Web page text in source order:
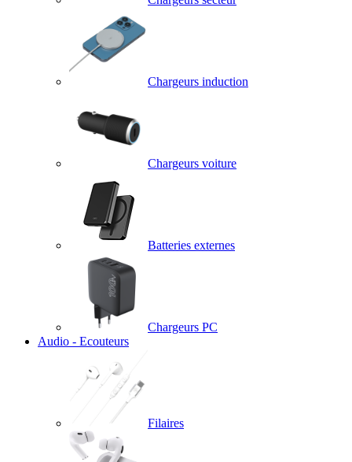
Chargeurs induction
Chargeurs voiture
Batteries externes
Chargeurs PC
Audio - Ecouteurs
Filaires